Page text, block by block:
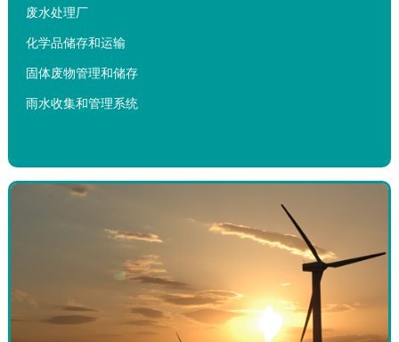
废水处理厂
化学品储存和运输
固体废物管理和储存
雨水收集和管理系统